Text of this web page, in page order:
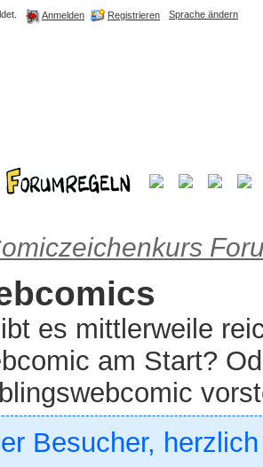
Anmelden Registrieren Sprache ändern
es mittlerweile
am Start?
Besucher,